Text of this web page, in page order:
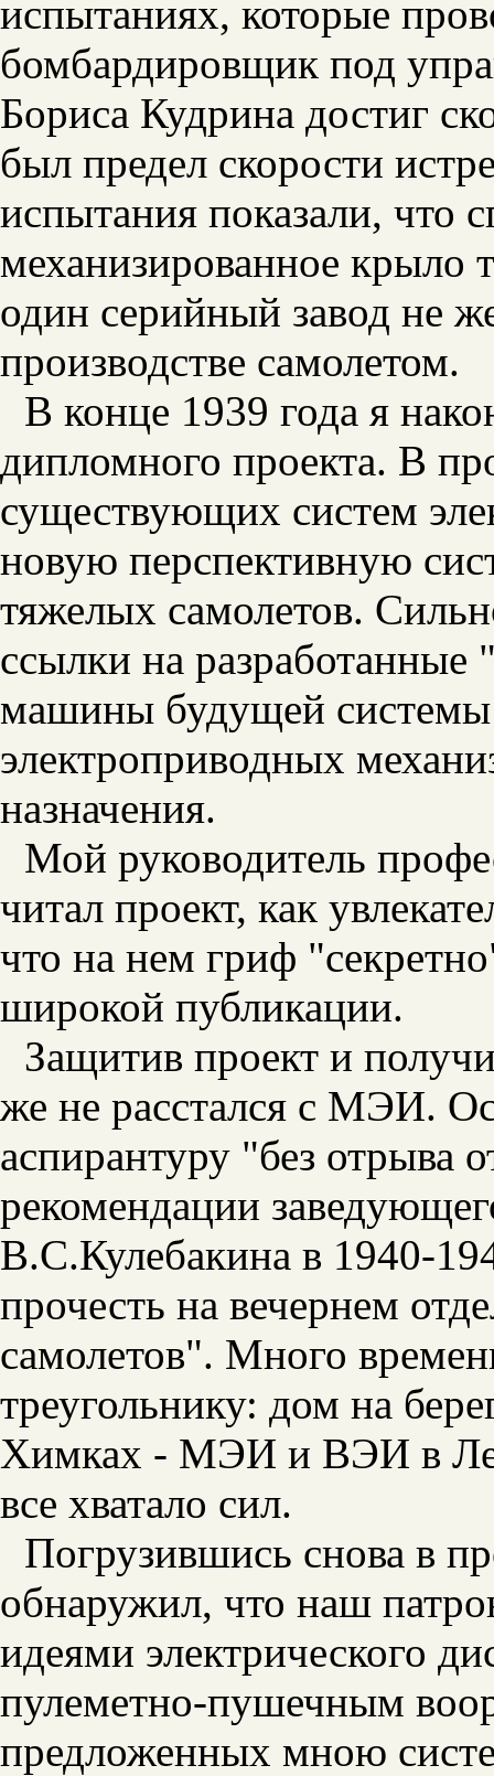
испытаниях, которые
бомбардировщик под
Бориса Кудрина достиг
был предел скорости
испытания показали, что
механизированное крыло
один серийный завод не
производстве самолетом.
В конце 1939 года я
дипломного проекта. В
существующих систем
новую перспективную
тяжелых самолетов.
ссылки на разработанные
машины будущей
электроприводных
назначения.
Мой руководитель
читал проект, как
что на нем гриф
широкой публикации.
Защитив проект и
же не расстался с МЭИ.
аспирантуру "без отрыва
рекомендации
B.C.Кулебакина в 1940-
прочесть на вечернем
самолетов". Много
треугольнику: дом на
Химках - МЭИ и ВЭИ в
все хватало сил.
Погрузившись снова в
обнаружил, что наш
идеями электрического
пулеметно-пушечным
предложенных мною